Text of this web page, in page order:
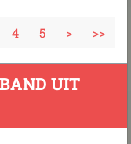
4 5 > >>
UIT